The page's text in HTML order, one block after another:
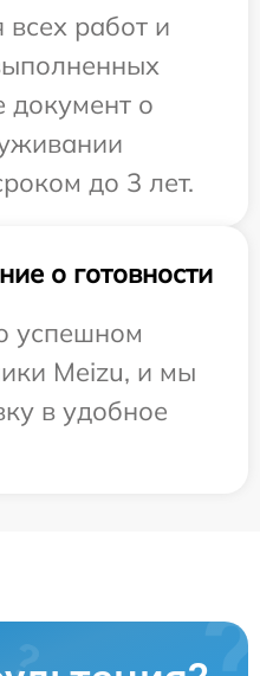
работ и
документ о
до 3 лет.
о готовности
успешном
Meizu, и мы
в удобное